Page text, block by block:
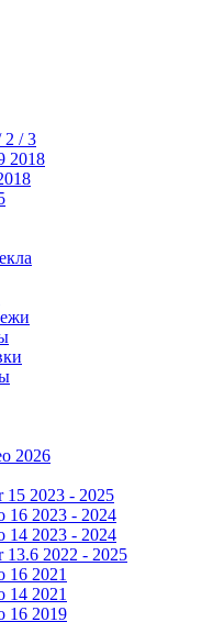
2 / 3
2018
2026
2023 - 2025
16 2023 - 2024
14 2023 - 2024
2022 - 2025
16 2021
14 2021
16 2019